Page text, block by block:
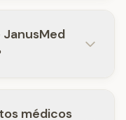
JanusMed
médicos